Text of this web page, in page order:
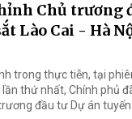
Chủ trương
Lào Cai - Hà
trong thực tiễn, tại
thứ nhất, Chính phủ
đầu tư Dự án